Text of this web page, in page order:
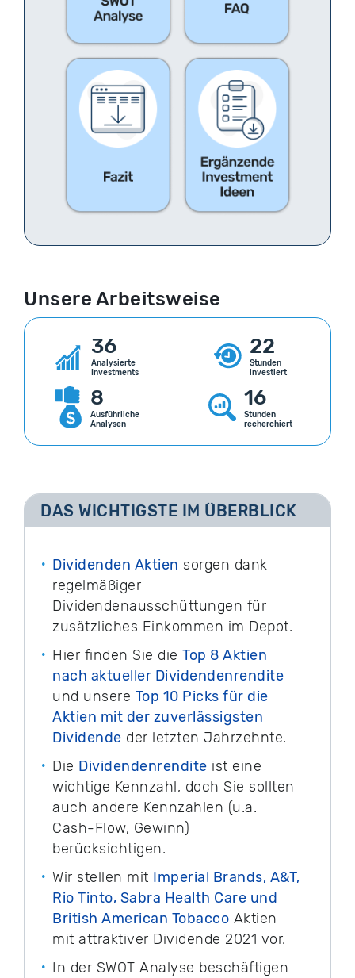
Unsere Arbeitsweise
36
Analysierte
Investments
22
Stunden
investiert
16
Stunden
recherchiert
8
Ausführliche
Analysen
DAS WICHTIGSTE IM ÜBERBLICK
Dividenden Aktien sorgen dank
regelmäßiger
Dividendenausschüttungen für
zusätzliches Einkommen im Depot.
Hier finden Sie die Top 8 Aktien
nach aktueller Dividendenrendite
und unsere Top 10 Picks für die
Aktien mit der zuverlässigsten
Dividende der letzten Jahrzehnte.
Die Dividendenrendite ist eine
wichtige Kennzahl, doch Sie sollten
auch andere Kennzahlen (u.a.
Cash-Flow, Gewinn)
berücksichtigen.
Wir stellen mit Imperial Brands, A&T,
Rio Tinto, Sabra Health Care und
British American Tobacco Aktien
mit attraktiver Dividende 2021 vor.
In der SWOT Analyse beschäftigen